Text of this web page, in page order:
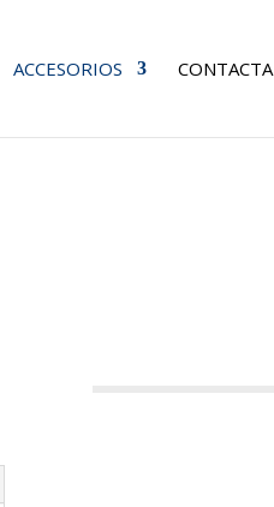
ACCESORIOS CONTACTA